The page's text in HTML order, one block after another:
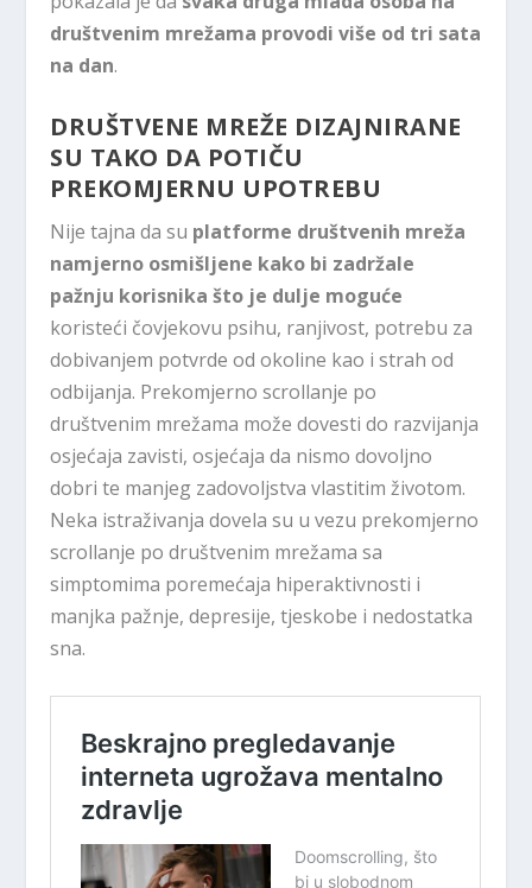
društvenim mrežama provodi više od tri sata
na dan.
DRUŠTVENE MREŽE DIZAJNIRANE
SU TAKO DA POTIČU
PREKOMJERNU UPOTREBU
Nije tajna da su platforme društvenih mreža
namjerno osmišljene kako bi zadržale
pažnju korisnika što je dulje moguće
koristeći čovjekovu psihu, ranjivost, potrebu za
dobivanjem potvrde od okoline kao i strah od
odbijanja. Prekomjerno scrollanje po
društvenim mrežama može dovesti do razvijanja
osjećaja zavisti, osjećaja da nismo dovoljno
dobri te manjeg zadovoljstva vlastitim životom.
Neka istraživanja dovela su u vezu prekomjerno
scrollanje po društvenim mrežama sa
simptomima poremećaja hiperaktivnosti i
manjka pažnje, depresije, tjeskobe i nedostatka
sna.